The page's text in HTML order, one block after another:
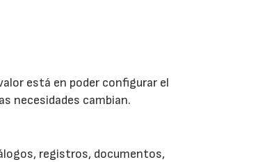
está en poder configurar el
necesidades cambian.
registros, documentos,